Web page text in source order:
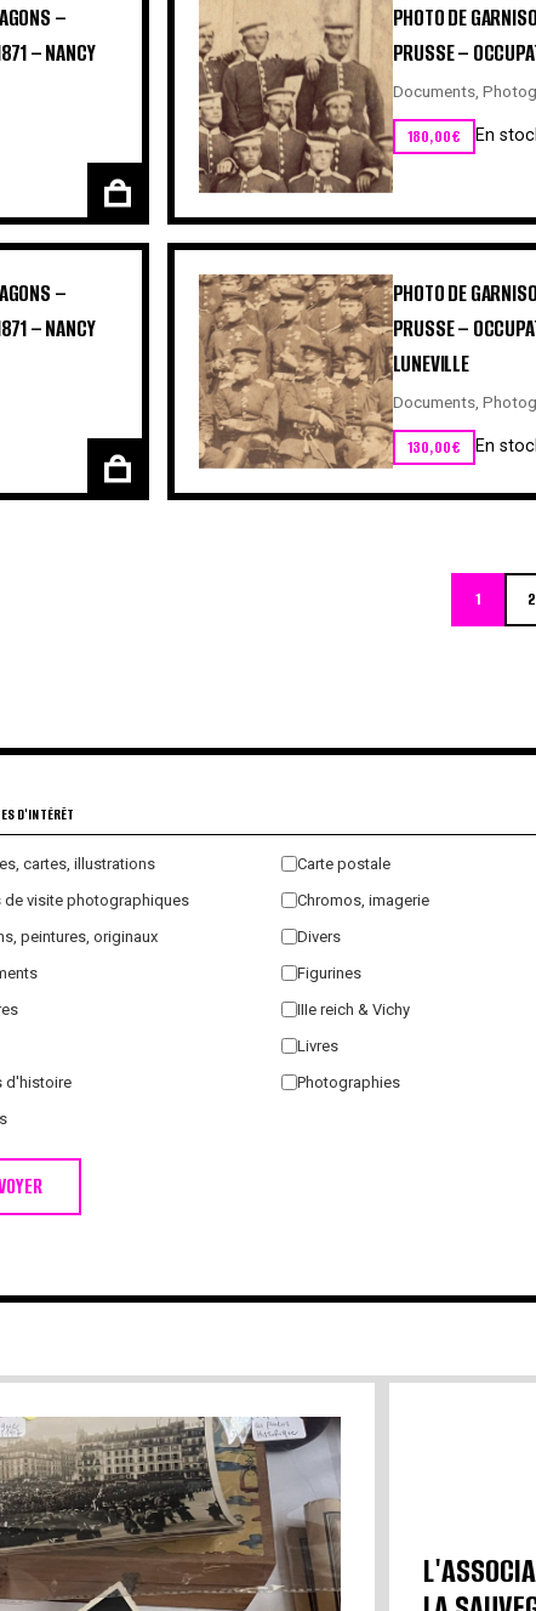
–
– NANCY
PHOTO DE
PRUSSE –
Documents,
180,00€ En
–
– NANCY
PHOTO DE
PRUSSE –
LUNEVILLE
Documents,
130,00€ En
1 2
D'INTÉRÊT
cartes, illustrations
Carte postale
de visite photographiques
Chromos, imagerie
peintures, originaux
Divers
Figurines
IIIe reich & Vichy
Livres
d'histoire
Photographies